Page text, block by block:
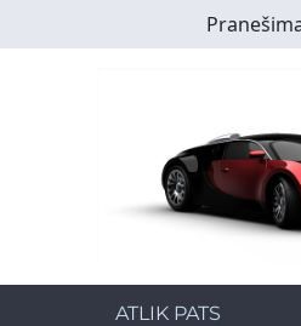
to
ATLIK PATS